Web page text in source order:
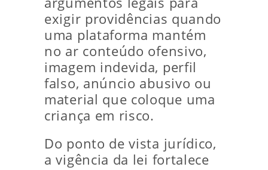
exigir providências quando
uma plataforma mantém
no ar conteúdo ofensivo,
imagem indevida, perfil
falso, anúncio abusivo ou
material que coloque uma
criança em risco.
Do ponto de vista jurídico,
a vigência da lei fortalece